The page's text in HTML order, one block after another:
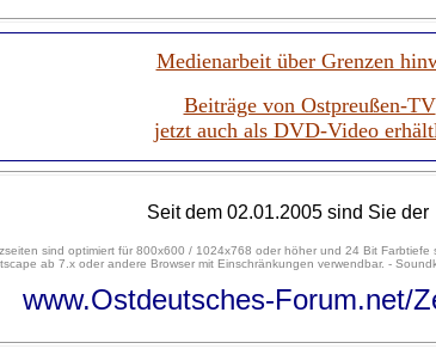
Medienarbeit über Grenzen
Beiträge von Ostpreußen-TV
jetzt auch als DVD-Video
Seit dem 02.01.2005 sind Sie der
sind optimiert für 800x600 / 1024x768 oder höher und 24 Bit Farbtiefe
ab 7.x oder andere Browser mit Einschränkungen verwendbar. -
www.Ostdeutsches-Forum.net/